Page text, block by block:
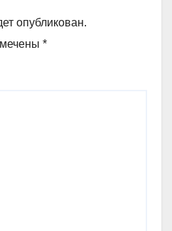
опубликован.
*